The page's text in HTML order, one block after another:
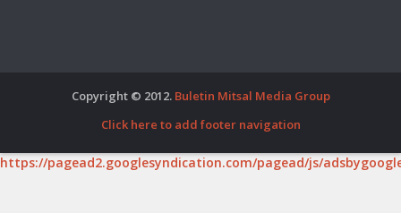
Copyright © 2012. Buletin Mitsal Media Group
Click here to add footer navigation
https://pagead2.googlesyndication.com/pagead/js/